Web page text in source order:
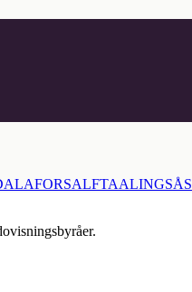
ALAFORSALFTAALINGSÅS